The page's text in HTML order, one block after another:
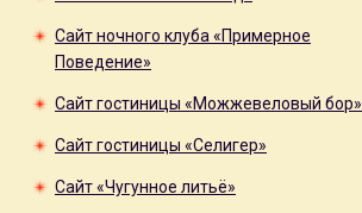
Сайт ночного клуба «Примерное
Поведение»
Сайт гостиницы «Можжевеловый бор»
Сайт гостиницы «Селигер»
Сайт «Чугунное литьё»